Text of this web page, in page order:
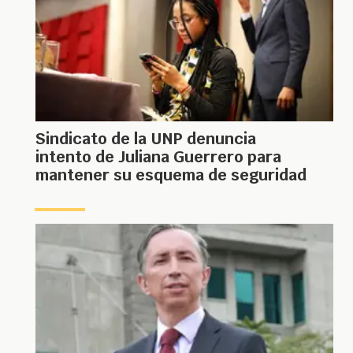
Sindicato de la UNP denuncia
intento de Juliana Guerrero para
mantener su esquema de seguridad